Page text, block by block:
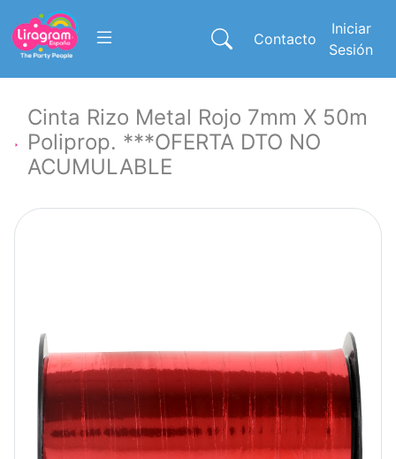
Contacto
Iniciar
Sesión
Cinta Rizo Metal Rojo 7mm X 50m
Poliprop. ***OFERTA DTO NO
ACUMULABLE